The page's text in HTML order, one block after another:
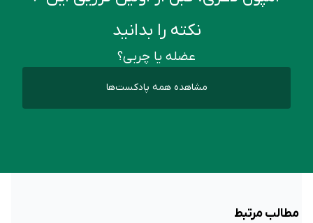
نکته را بدانید
عضله یا چربی؟
مشاهده همه پادکست‌ها
مطالب مرتبط